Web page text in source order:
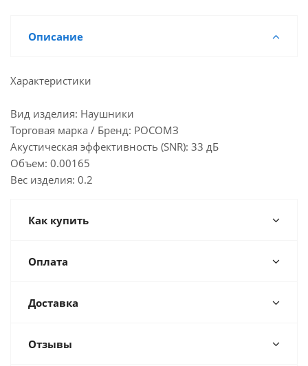
Описание
Характеристики
Вид изделия: Наушники
Торговая марка / Бренд: РОСОМЗ
Акустическая эффективность (SNR): 33 дБ
Объем: 0.00165
Вес изделия: 0.2
Как купить
Оплата
Доставка
Отзывы